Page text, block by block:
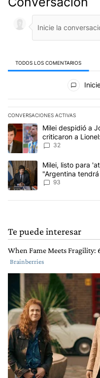
TODOS LOS COMENTARIOS
Todos los
CONVERSACIONES ACTIVAS
Este listado muestra los
Un artículo de tendencia
Milei despidió a
criticaron a
anti-Messi”
32
Un artículo de tendencia
Milei, listo para
"Argentina
93